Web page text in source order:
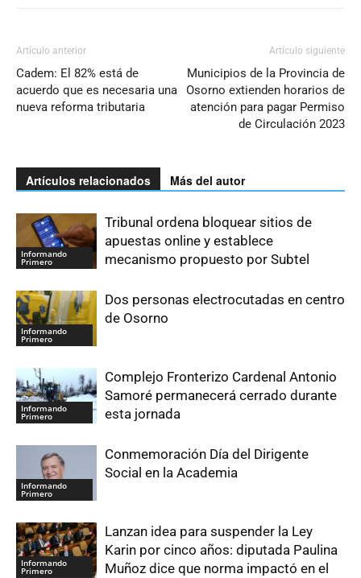
Artículo anterior
Cadem: El 82% está de
acuerdo que es necesaria una
nueva reforma tributaria
Artículo siguiente
Municipios de la Provincia de
Osorno extienden horarios de
atención para pagar Permiso
de Circulación 2023
Artículos relacionados Más del autor
Informando
Primero
Tribunal ordena bloquear sitios de
apuestas online y establece
mecanismo propuesto por Subtel
Informando
Primero
Dos personas electrocutadas en centro
de Osorno
Informando
Primero
Complejo Fronterizo Cardenal Antonio
Samoré permanecerá cerrado durante
esta jornada
Informando
Primero
Conmemoración Día del Dirigente
Social en la Academia
Informando
Primero
Lanzan idea para suspender la Ley
Karin por cinco años: diputada Paulina
Muñoz dice que norma impactó en el